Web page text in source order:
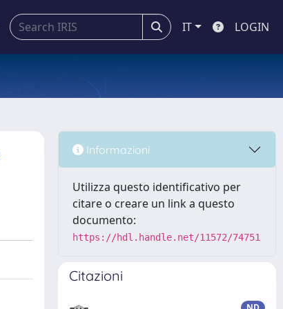
IT LOGIN
Informazioni
Utilizza questo identificativo per
citare o creare un link a questo
documento:
https://hdl.handle.net/11572/74751
Citazioni